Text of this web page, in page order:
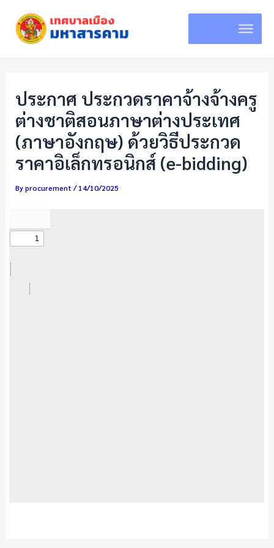
content
ประกาศ ประกวดราคาจ้างจ้างครู
ต่างชาติสอนภาษาต่างประเทศ
(ภาษาอังกฤษ) ด้วยวิธีประกวด
ราคาอิเล็กทรอนิกส์ (e-bidding)
Byprocurement/14/10/2025